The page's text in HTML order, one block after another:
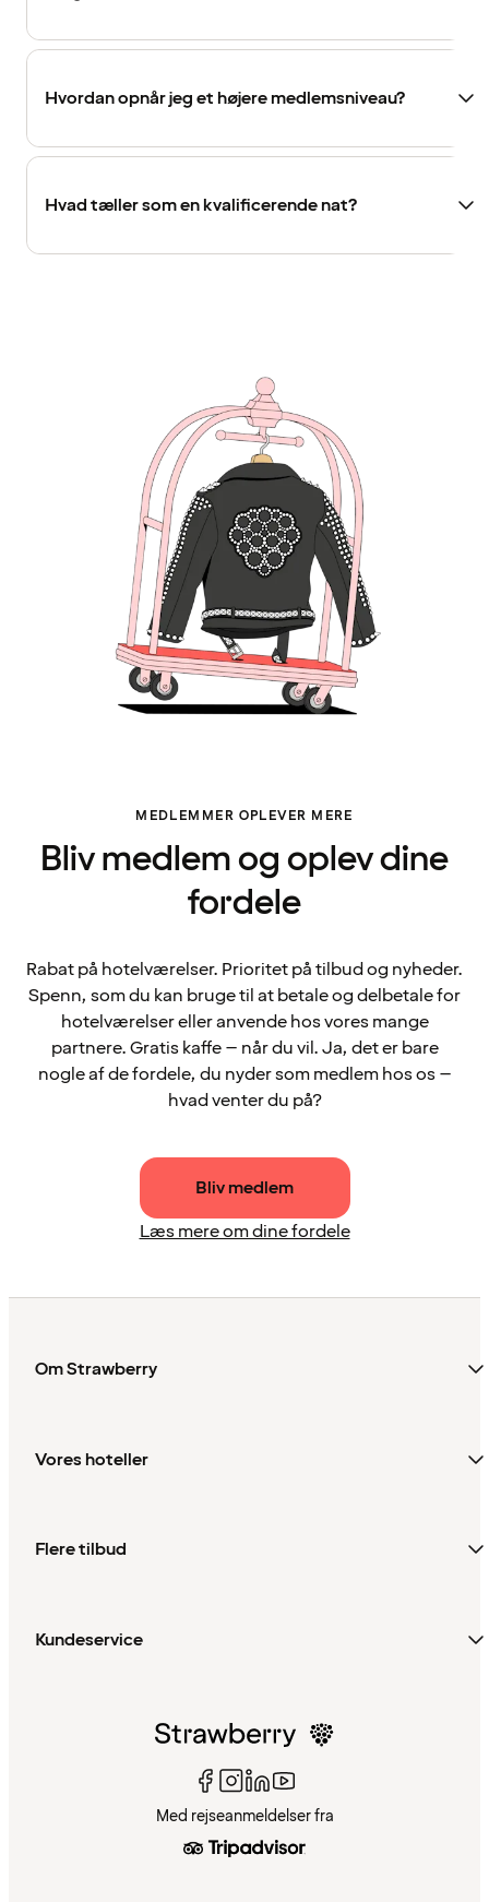
Hvordan opnår jeg et højere medlemsniveau?
Hvad tæller som en kvalificerende nat?
MEDLEMMER OPLEVER MERE
Bliv medlem og oplev dine
fordele
Rabat på hotelværelser. Prioritet på tilbud og nyheder.
Spenn, som du kan bruge til at betale og delbetale for
hotelværelser eller anvende hos vores mange
partnere. Gratis kaffe – når du vil. Ja, det er bare
nogle af de fordele, du nyder som medlem hos os –
hvad venter du på?
Bliv medlem
Læs mere om dine fordele
Om Strawberry
Vores hoteller
Flere tilbud
Kundeservice
Med rejseanmeldelser fra